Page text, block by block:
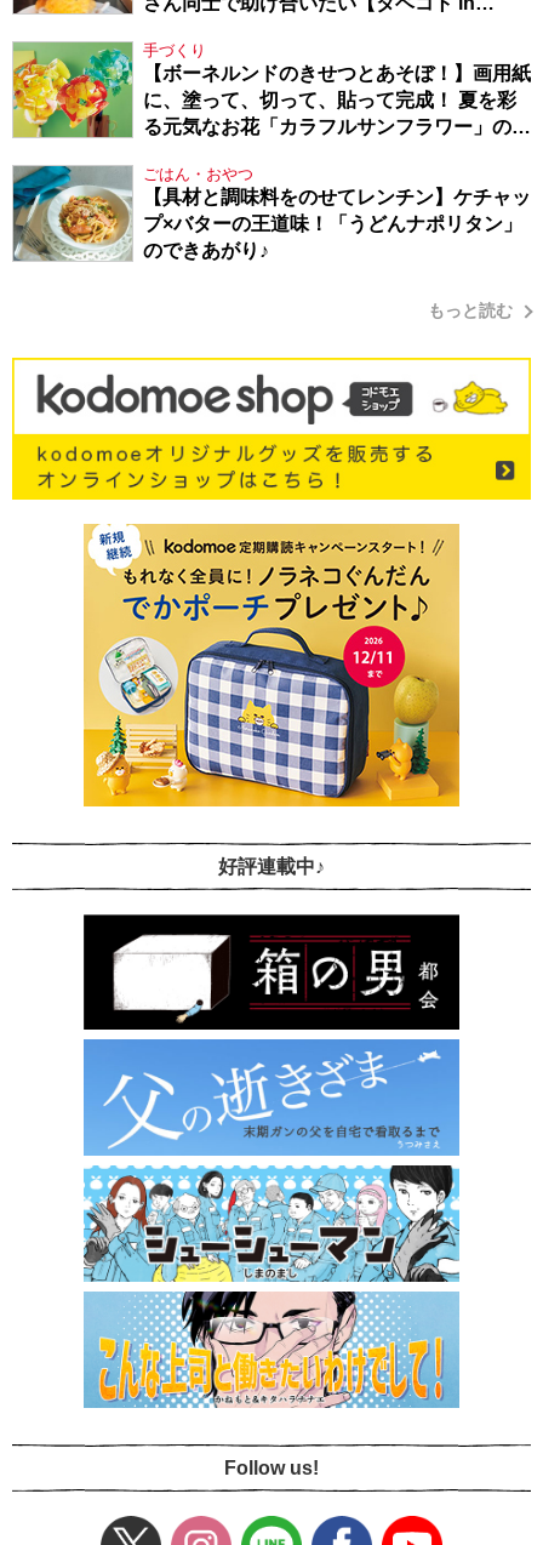
手づくり
【ボーネルンドのきせつとあそぼ！】画用紙
に、塗って、切って、貼って完成！ 夏を彩
る元気なお花「カラフルサンフラワー」の作
ごはん・おやつ
【具材と調味料をのせてレンチン】ケチャッ
プ×バターの王道味！「うどんナポリタン」
のできあがり♪
もっと読む
好評連載中♪
Follow us!